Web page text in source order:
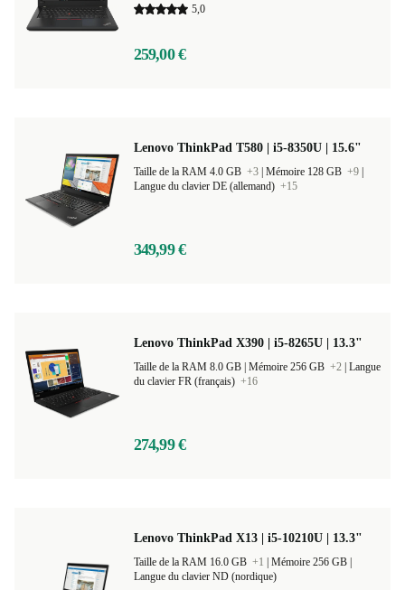
5,0
259,00 €
Lenovo ThinkPad T580 | i5-8350U | 15.6"
Taille de la RAM 4.0 GB +3 Mémoire 128 GB +9
Langue du clavier DE (allemand) +15
349,99 €
Lenovo ThinkPad X390 | i5-8265U | 13.3"
Mémoire 256 GB +2 Langue
du clavier FR (français) +16
274,99 €
Lenovo ThinkPad X13 | i5-10210U | 13.3"
Taille de la RAM 16.0 GB +1
Langue du clavier ND (nordique)